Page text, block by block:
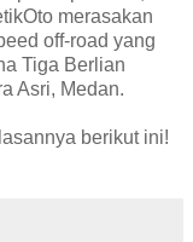
merasakan
off-road yang
Tiga Berlian
Asri, Medan.
berikut ini!